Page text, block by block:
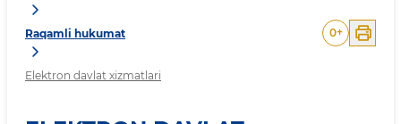
Raqamli hukumat
Elektron davlat xizmatlari
0+